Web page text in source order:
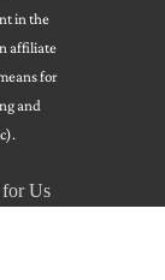
in the
affiliate
for
and
Us